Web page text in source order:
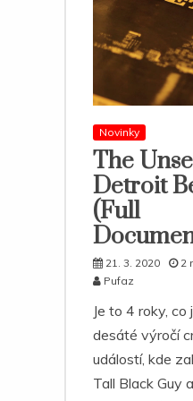
Novinky
The
Detroit
(Full
21. 3. 2020
2
Pufaz
Je to 4 roky, co
desáté výročí
událostí, kde
Tall Black Guy